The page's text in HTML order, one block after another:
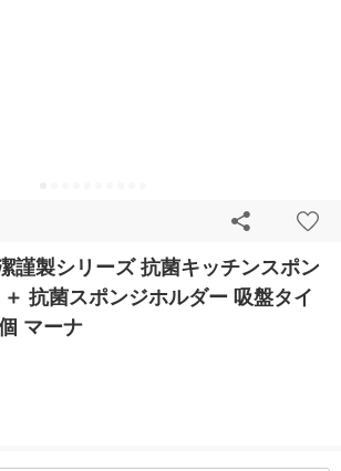
謹製シリーズ 抗菌キッチンスポン
抗菌スポンジホルダー 吸盤タイ
マーナ